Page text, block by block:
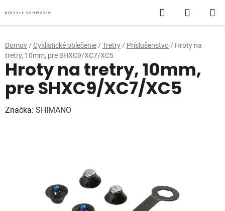
na
obsah
Hľadať
KOŠÍK
Domov / Cyklistické oblečenie / Tretry / Príslušenstvo / Hroty na
tretry, 10mm, pre SHXC9/XC7/XC5
Hroty na tretry, 10mm,
pre SHXC9/XC7/XC5
Značka: SHIMANO